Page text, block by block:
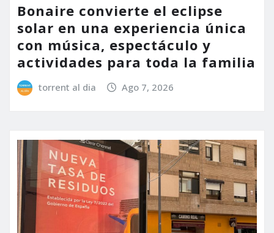
Bonaire convierte el eclipse
solar en una experiencia única
con música, espectáculo y
actividades para toda la familia
torrent al dia Ago 7, 2026